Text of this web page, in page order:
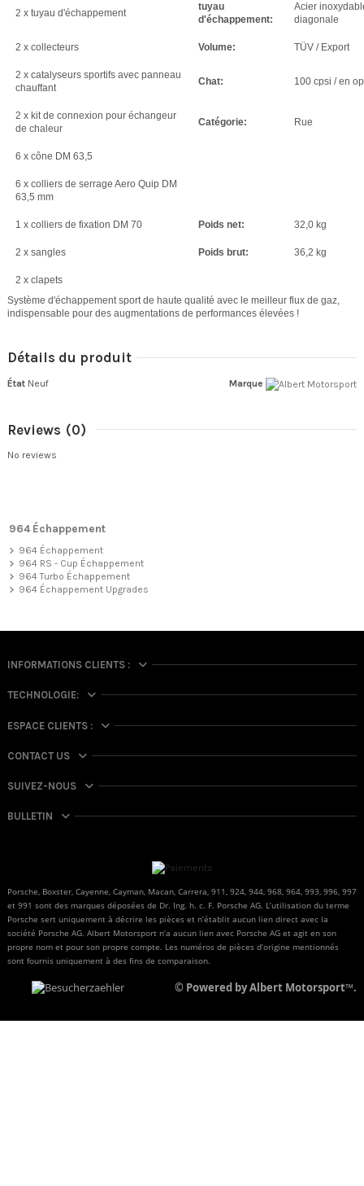
2 x tuyau d'échappement
tuyau
d'échappement:
Acier
diagonale
2 x collecteurs Volume: TÜV / Export
2 x catalyseurs sportifs avec panneau
chauffant
Chat: 100 cpsi / en
2 x kit de connexion pour échangeur
de chaleur
Catégorie: Rue
6 x cône DM 63,5
6 x colliers de serrage Aero Quip DM
63,5 mm
1 x colliers de fixation DM 70 Poids net: 32,0 kg
2 x sangles Poids brut: 36,2 kg
2 x clapets
Système d'échappement sport de haute qualité avec le meilleur flux de gaz,
indispensable pour des augmentations de performances élevées !
Détails du produit
Marque
État Neuf
Reviews (0)
No reviews
964 Échappement
964 Échappement
964 RS - Cup Échappement
964 Turbo Échappement
964 Échappement Upgrades
INFORMATIONS CLIENTS :
TECHNOLOGIE:
ESPACE CLIENTS :
CONTACT US
SUIVEZ-NOUS
BULLETIN
Porsche, Boxster, Cayenne, Cayman, Macan, Carrera, 911, 924, 944, 968, 964, 993, 996, 997
et 991 sont des marques déposées de Dr. Ing. h. c. F. Porsche AG. L’utilisation du terme
Porsche sert uniquement à décrire les pièces et n’établit aucun lien direct avec la
société Porsche AG. Albert Motorsport n’a aucun lien avec Porsche AG et agit en son
propre nom et pour son propre compte. Les numéros de pièces d’origine mentionnés
sont fournis uniquement à des fins de comparaison.
© Powered by Albert Motorsport™.